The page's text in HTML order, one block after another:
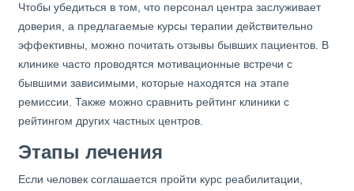
Чтобы убедиться в том, что персонал центра заслуживает
доверия, а предлагаемые курсы терапии действительно
эффективны, можно почитать отзывы бывших пациентов. В
клинике часто проводятся мотивационные встречи с
бывшими зависимыми, которые находятся на этапе
ремиссии. Также можно сравнить рейтинг клиники с
рейтингом других частных центров.
Этапы лечения
Если человек соглашается пройти курс реабилитации,